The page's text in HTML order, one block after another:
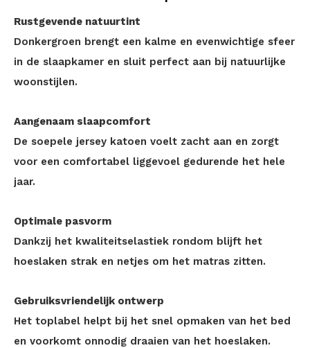
Rustgevende natuurtint
Donkergroen brengt een kalme en evenwichtige sfeer
in de slaapkamer en sluit perfect aan bij natuurlijke
woonstijlen.
Aangenaam slaapcomfort
De soepele jersey katoen voelt zacht aan en zorgt
voor een comfortabel liggevoel gedurende het hele
jaar.
Optimale pasvorm
Dankzij het kwaliteitselastiek rondom blijft het
hoeslaken strak en netjes om het matras zitten.
Gebruiksvriendelijk ontwerp
Het toplabel helpt bij het snel opmaken van het bed
en voorkomt onnodig draaien van het hoeslaken.